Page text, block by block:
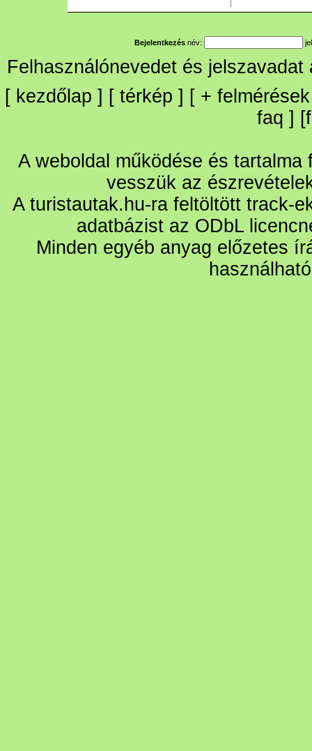
Bejelentkezés név:
Felhasználónevedet és
[ kezdőlap ] [ térkép ] [ + felmérések
faq ] [
A weboldal működése és
vesszük az
A turistautak.hu-ra feltöltött track-
adatbázist az ODbL
Minden egyéb anyag előzetes